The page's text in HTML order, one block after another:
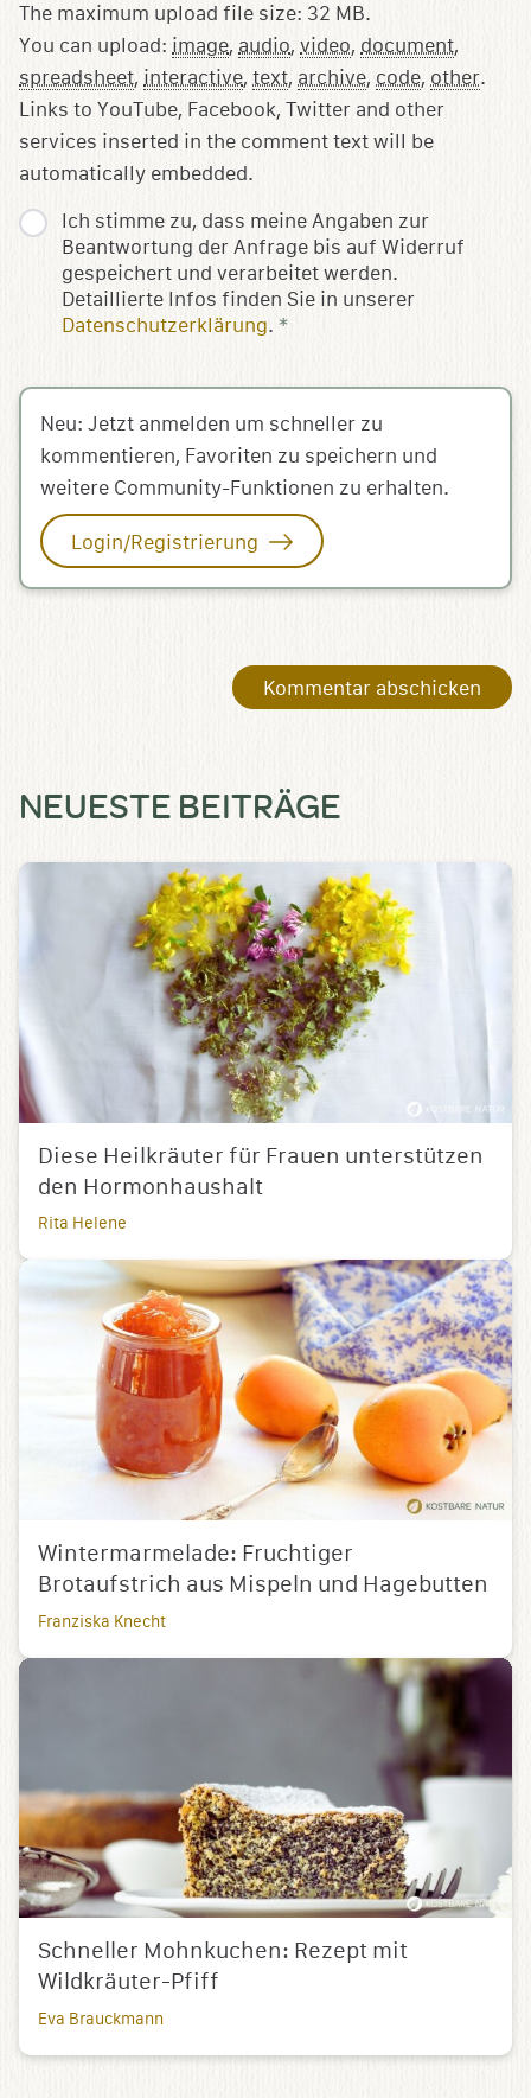
Ich stimme zu, dass meine Angaben zur
Beantwortung der Anfrage bis auf Widerruf
gespeichert und verarbeitet werden.
Detaillierte Infos finden Sie in unserer
Datenschutzerklärung. *
The maximum upload file size: 32 MB.
You can upload: image, audio, video, document,
spreadsheet, interactive, text, archive, code, other.
Links to YouTube, Facebook, Twitter and other
services inserted in the comment text will be
automatically embedded.
Neu: Jetzt anmelden um schneller zu
kommentieren, Favoriten zu speichern und
weitere Community-Funktionen zu erhalten.
Login/Registrierung
NEUESTE BEITRÄGE
Diese Heilkräuter für Frauen unterstützen
den Hormonhaushalt
Rita Helene
Wintermarmelade: Fruchtiger
Brotaufstrich aus Mispeln und Hagebutten
Franziska Knecht
Schneller Mohnkuchen: Rezept mit
Wildkräuter-Pfiff
Eva Brauckmann